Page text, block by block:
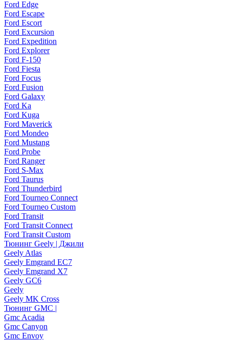
Ford Edge
Ford Escape
Ford Escort
Ford Excursion
Ford Expedition
Ford Explorer
Ford F-150
Ford Fiesta
Ford Focus
Ford Fusion
Ford Galaxy
Ford Ka
Ford Kuga
Ford Maverick
Ford Mondeo
Ford Mustang
Ford Probe
Ford Ranger
Ford S-Max
Ford Taurus
Ford Thunderbird
Ford Tourneo Connect
Ford Tourneo Custom
Ford Transit
Ford Transit Connect
Ford Transit Custom
Тюнинг Geely | Джили
Geely Atlas
Geely Emgrand EC7
Geely Emgrand X7
Geely GC6
Geely
Geely MK Cross
Тюнинг GMC |
Gmc Acadia
Gmc Canyon
Gmc Envoy